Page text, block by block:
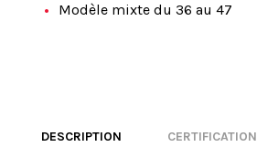
Modèle mixte du 36 au 47
DESCRIPTION CERTIFICATION